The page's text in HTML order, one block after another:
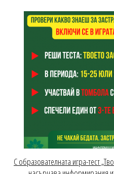
С образователната игра-тест